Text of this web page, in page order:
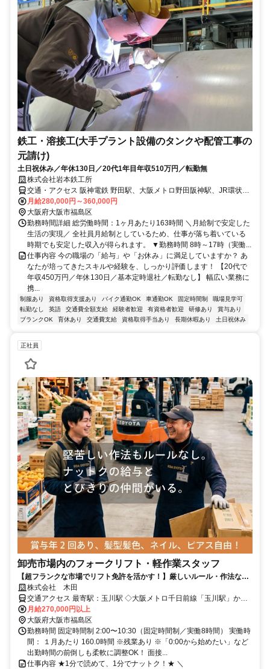
鉄工・溶接工(大手プラント設備のタンクや配管工事の
元請け)
土日祝休み／年休130日／20代1年目年収510万円／転勤無
株式会社岩本鉄工所
交通・アクセス 阪神電鉄 野田駅、大阪メトロ野田阪神駅、JR環状線
野田駅からそれぞれ徒歩10分程度
月給280,000円～360,000円
大阪府大阪市福島区
勤務時間詳細 総労働時間：1ヶ月あたり163時間 ＼月給制で安定した
生活の実現／ 全社員月給制としているため、仕事が落ち着いている
時期でも安定した収入が得られます。 ▼勤務時間 8時～17時（実働...
仕事内容 今の職場の「給与」や「お休み」に満足していますか？ あ
なたが培ってきたスキルや経験を、しっかり評価します！ 【20代で
年収450万円／年休130日／基本定時退社／転勤なし】 幅広い業務に
携...
制服あり 資格取得支援あり バイク通勤OK 車通勤OK 固定時間制
職場見学可
転勤なし
英語 交通費全額支給 経験者歓迎 有資格者歓迎 研修あり
賞与あり
ブランクOK
育休あり 交通費支給 資格取得手当あり 長期休暇あり 土日祝休み
正社員
卸売市場内のフォークリフト・軽作業スタッフ
【超フランクな市場でリフト免許を活かす！】厳しいルール・作法なし♪
月27万円以上！髪型・服装・ピアス自由♪ モクモク作業も、元気な笑
い声も市場の風景！
株式会社 木田
交通アクセス 最寄駅：玉川駅 ◇大阪メトロ千日前線「玉川駅」から
徒歩5分 ◇JR環状線「野田駅」から徒歩8分 ◇自転車通勤OK！ ◇バ
イク通勤OK！ ◇駅チカで通勤もラクラクな好立地です！
月給270,000円以上
大阪府大阪市福島区
勤務時間 固定時間制 2:00〜10:30（固定時間制／実働8時間） 実働時
間： １月あたり 160.0時間 ※残業あり ※「0:00から始めたい」など
出勤時間の前倒しも柔軟に調整OK！ 面接...
仕事内容 ★1分で読めて、1分でナットク！★ ＼